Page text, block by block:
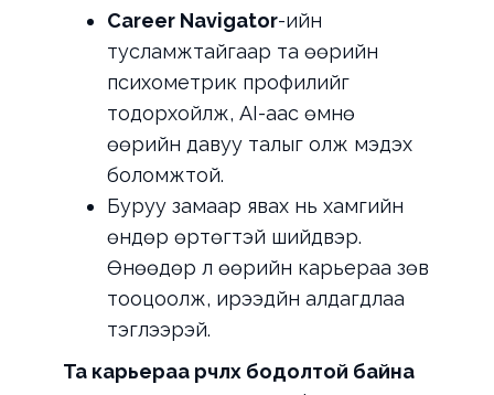
Career Navigator-ийн
тусламжтайгаар та өөрийн
психометрик профилийг
тодорхойлж, AI-аас өмнө
өөрийн давуу талыг олж мэдэх
боломжтой.
Буруу замаар явах нь хамгийн
өндөр өртөгтэй шийдвэр.
Өнөөдөр л өөрийн карьераа зөв
тооцоолж, ирээдүйн алдагдлаа
тэглээрэй.
Та карьераа өөрчлөх бодолтой байна